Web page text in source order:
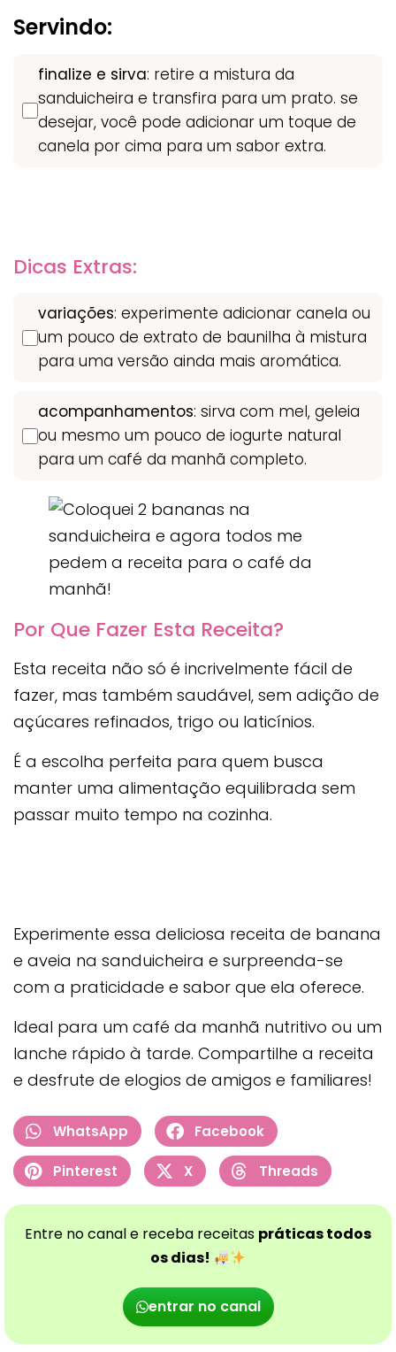
Servindo:
finalize e sirva: retire a mistura da
sanduicheira e transfira para um prato. se
desejar, você pode adicionar um toque de
canela por cima para um sabor extra.
Dicas Extras:
variações: experimente adicionar canela ou
um pouco de extrato de baunilha à mistura
para uma versão ainda mais aromática.
acompanhamentos: sirva com mel, geleia
ou mesmo um pouco de iogurte natural
para um café da manhã completo.
Por Que Fazer Esta Receita?
Esta receita não só é incrivelmente fácil de
fazer, mas também saudável, sem adição de
açúcares refinados, trigo ou laticínios.
É a escolha perfeita para quem busca
manter uma alimentação equilibrada sem
passar muito tempo na cozinha.
Experimente essa deliciosa receita de banana
e aveia na sanduicheira e surpreenda-se
com a praticidade e sabor que ela oferece.
Ideal para um café da manhã nutritivo ou um
lanche rápido à tarde. Compartilhe a receita
e desfrute de elogios de amigos e familiares!
WhatsApp Facebook
Pinterest X Threads
Entre no canal e receba receitas práticas todos
os dias!
entrar no canal